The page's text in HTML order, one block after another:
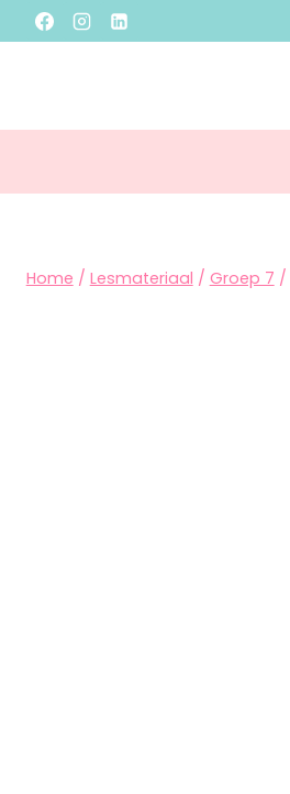
Home / Lesmateriaal / Groep 7 /